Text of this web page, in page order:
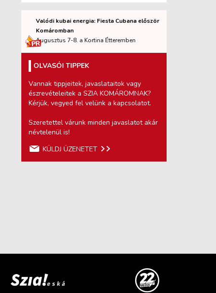
Valódi kubai energia: Fiesta Cubana először
Komáromban
Augusztus 7-8. a Kortina Étteremben
OLVASÓI TIPPEK
Vannak tippjeitek, javaslataitok vagy
észrevételeitek a SZIA KOMÁROMNAK?
Kérjük, vegyed fel velünk a kapcsolatot.
Szeretettel várunk minden javaslatot akár
névtelenül is!
KÜLDJ ÜZENETET